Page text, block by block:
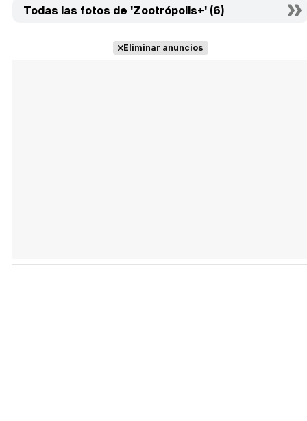
Todas las fotos de 'Zootrópolis+' (6)
Eliminar anuncios